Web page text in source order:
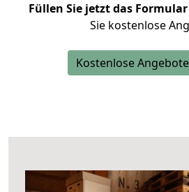
Füllen Sie jetzt das
Sie kostenlose
Kostenlose